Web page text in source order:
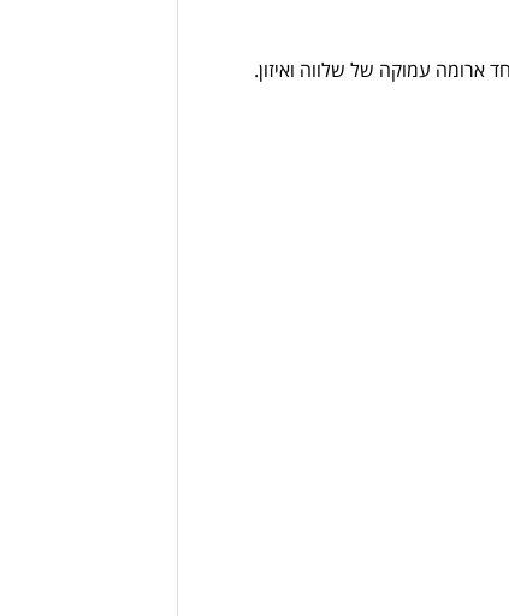
ארומה עמוקה של שלווה ואיזון.